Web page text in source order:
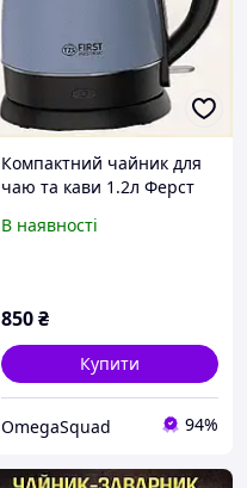
Компактний чайник для
чаю та кави 1.2л Ферст
В наявності
850₴
Купити
OmegaSquad 94%